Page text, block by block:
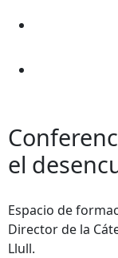
el
Espacio de
Director de la
Llull.